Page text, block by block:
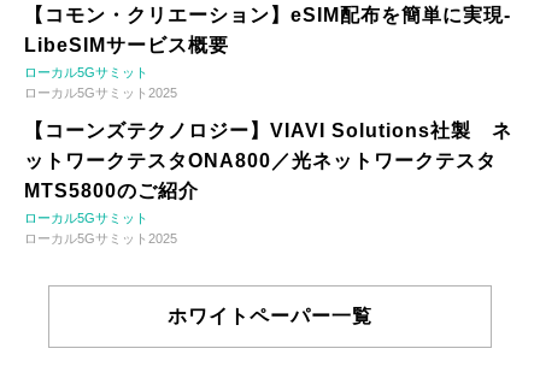
【コモン・クリエーション】eSIM配布を簡単に実現-
LibeSIMサービス概要
ローカル5Gサミット
ローカル5Gサミット2025
【コーンズテクノロジー】VIAVI Solutions社製 ネ
ットワークテスタONA800／光ネットワークテスタ
MTS5800のご紹介
ローカル5Gサミット
ローカル5Gサミット2025
ホワイトペーパー一覧